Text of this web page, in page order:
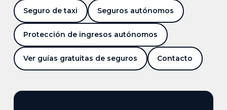
Seguro de taxi Seguros autónomos
Protección de ingresos autónomos
Ver guías gratuitas de seguros Contacto